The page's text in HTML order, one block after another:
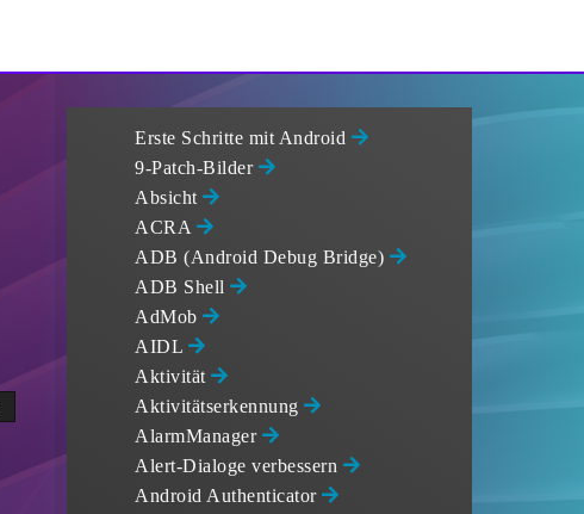
Erste Schritte mit Android
9-Patch-Bilder
Absicht
ACRA
ADB (Android Debug Bridge)
ADB Shell
AdMob
AIDL
Aktivität
Aktivitätserkennung
AlarmManager
Alert-Dialoge verbessern
Android Authenticator